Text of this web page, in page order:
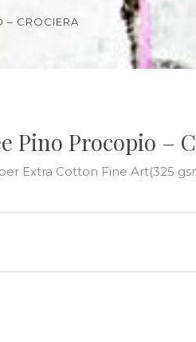
– CROCIERA
Pino Procopio –
Extra Cotton Fine Art(325